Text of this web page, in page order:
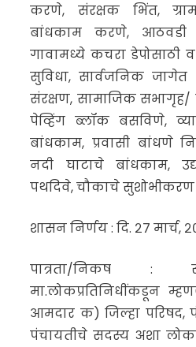
करणे, संरक्षक भिंत,
बांधकाम करणे, आठवडी
गावामध्ये कचरा डेपोसाठी व
सुविधा, सार्वजनिक
संरक्षण, सामाजिक सभागृह/
पेव्हिंग ब्लॉक बसविणे,
बांधकाम, प्रवासी बांधणे
नदी घाटाचे बांधकाम,
पथदिवे, चौकाचे
शासन निर्णय : दि. २७ मार्च,
पात्रता/निकष :
मा.लोकप्रतिनिधींकडून
आमदार क) जिल्हा परिषद,
पंचायतीचे सदस्य अशा